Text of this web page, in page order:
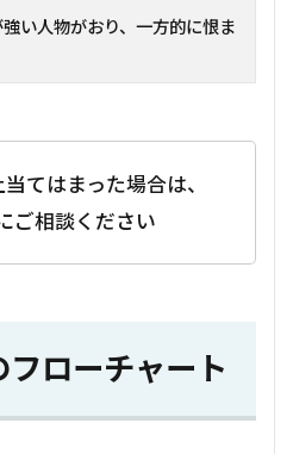
い人物がおり、一方的に恨ま
てはまった場合は、
ご相談ください
ローチャート